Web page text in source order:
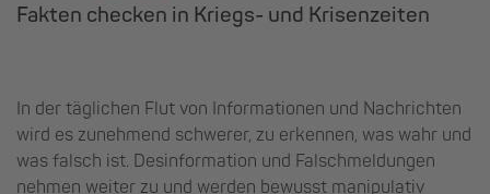
Fakten checken in Kriegs- und Krisenzeiten
In der täglichen Flut von Informationen und Nachrichten
wird es zunehmend schwerer, zu erkennen, was wahr und
was falsch ist. Desinformation und Falschmeldungen
nehmen weiter zu und werden bewusst manipulativ